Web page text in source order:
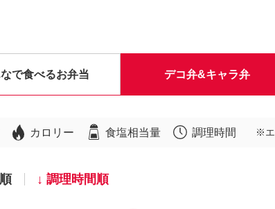
で食べるお弁当 デコ弁&キャラ弁
カロリー 食塩相当量 調理時間 ※エ
調理時間順